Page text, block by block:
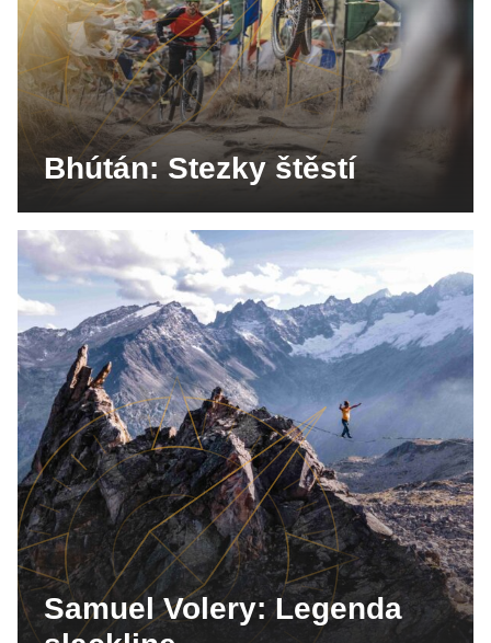
Bhútán: Stezky štěstí
Samuel Volery: Legenda